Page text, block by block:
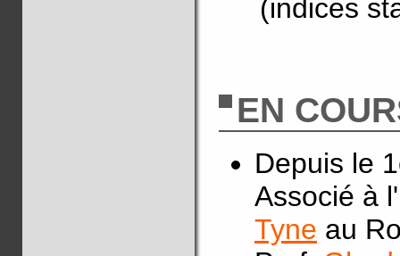
(indices
EN
Depuis le
Associé à
Tyne au